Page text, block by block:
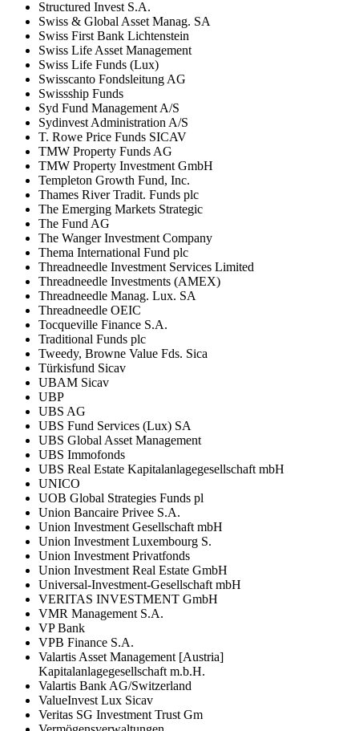
Structured Invest S.A.
Swiss & Global Asset Manag. SA
Swiss First Bank Lichtenstein
Swiss Life Asset Management
Swiss Life Funds (Lux)
Swisscanto Fondsleitung AG
Swissship Funds
Syd Fund Management A/S
Sydinvest Administration A/S
T. Rowe Price Funds SICAV
TMW Property Funds AG
TMW Property Investment GmbH
Templeton Growth Fund, Inc.
Thames River Tradit. Funds plc
The Emerging Markets Strategic
The Fund AG
The Wanger Investment Company
Thema International Fund plc
Threadneedle Investment Services Limited
Threadneedle Investments (AMEX)
Threadneedle Manag. Lux. SA
Threadneedle OEIC
Tocqueville Finance S.A.
Traditional Funds plc
Tweedy, Browne Value Fds. Sica
Türkisfund Sicav
UBAM Sicav
UBP
UBS AG
UBS Fund Services (Lux) SA
UBS Global Asset Management
UBS Immofonds
UBS Real Estate Kapitalanlagegesellschaft mbH
UNICO
UOB Global Strategies Funds pl
Union Bancaire Privee S.A.
Union Investment Gesellschaft mbH
Union Investment Luxembourg S.
Union Investment Privatfonds
Union Investment Real Estate GmbH
Universal-Investment-Gesellschaft mbH
VERITAS INVESTMENT GmbH
VMR Management S.A.
VP Bank
VPB Finance S.A.
Valartis Asset Management [Austria]
Kapitalanlagegesellschaft m.b.H.
Valartis Bank AG/Switzerland
ValueInvest Lux Sicav
Veritas SG Investment Trust Gm